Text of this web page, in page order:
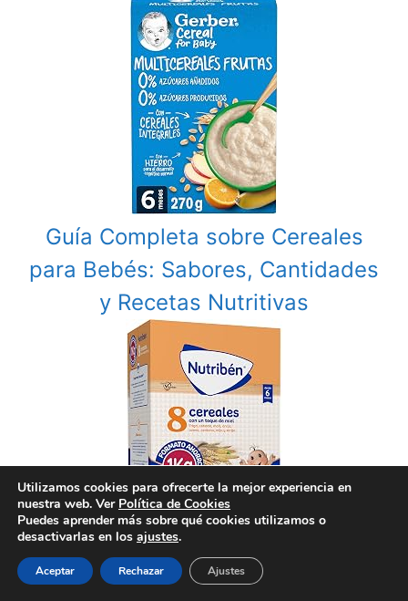
Guía Completa sobre Cereales
para Bebés: Sabores, Cantidades
y Recetas Nutritivas
Alimentación Infantil: Claves para
el Crecimiento Saludable de tu
Utilizamos cookies para ofrecerte la mejor experiencia en
nuestra web. Ver Política de Cookies
Puedes aprender más sobre qué cookies utilizamos o
desactivarlas en los ajustes.
Aceptar Rechazar Ajustes